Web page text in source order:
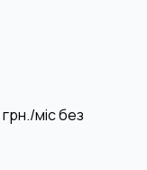
грн./міс без